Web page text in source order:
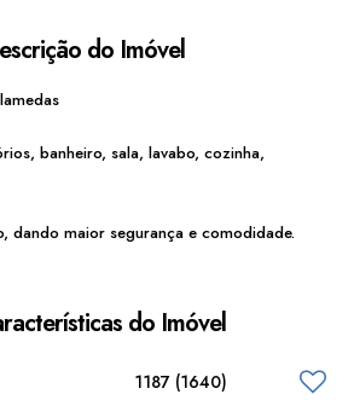
do Imóvel
banheiro, sala, lavabo, cozinha,
dando maior segurança e comodidade.
do Imóvel
1187 (1640)